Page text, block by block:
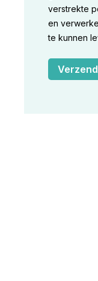
verstrekte
en
te kunnen